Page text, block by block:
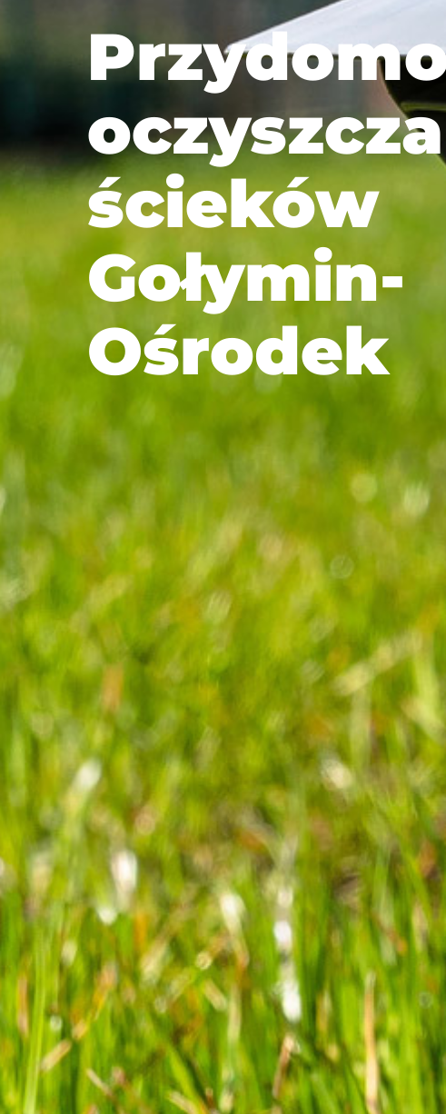
ścieków
Gołymin-
Ośrodek